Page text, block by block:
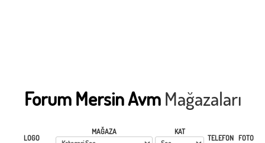
Forum Mersin AvmMağazaları
LOGO
MAĞAZA KAT
TELEFON FOTO